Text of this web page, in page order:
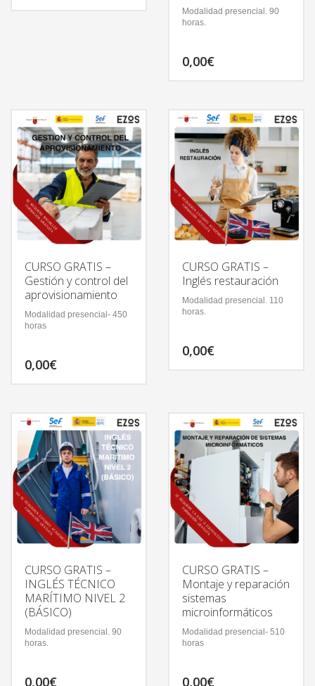
Modalidad presencial. 90
horas.
0,00€
CURSO GRATIS –
Gestión y control del
aprovisionamiento
Modalidad presencial- 450
horas
0,00€
CURSO GRATIS –
Inglés restauración
Modalidad presencial. 110
horas.
0,00€
CURSO GRATIS –
INGLÉS TÉCNICO
MARÍTIMO NIVEL 2
(BÁSICO)
Modalidad presencial. 90
horas.
0,00€
CURSO GRATIS –
Montaje y reparación
sistemas
microinformáticos
Modalidad presencial- 510
horas
0,00€